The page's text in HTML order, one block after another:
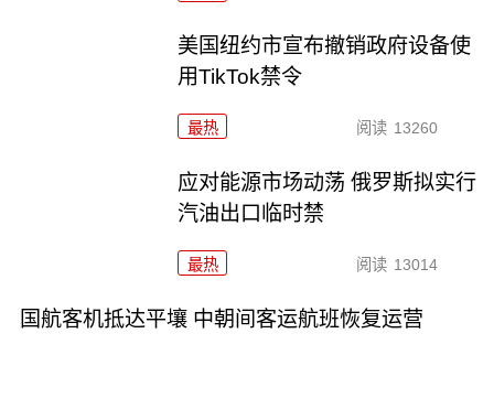
美国纽约市宣布撤销政府设备使
用TikTok禁令
最热 阅读 13260
应对能源市场动荡 俄罗斯拟实行
汽油出口临时禁
最热 阅读 13014
国航客机抵达平壤 中朝间客运航班恢复运营